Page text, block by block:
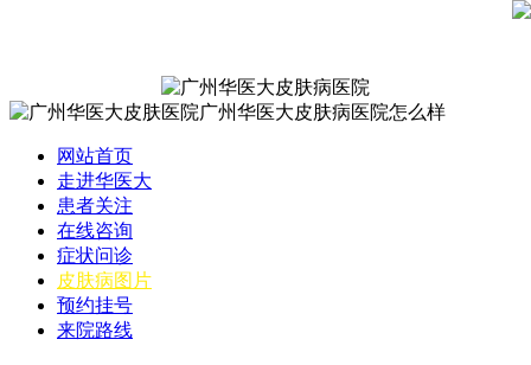
网站首页
走进华医大
患者关注
在线咨询
症状问诊
皮肤病图片
预约挂号
来院路线